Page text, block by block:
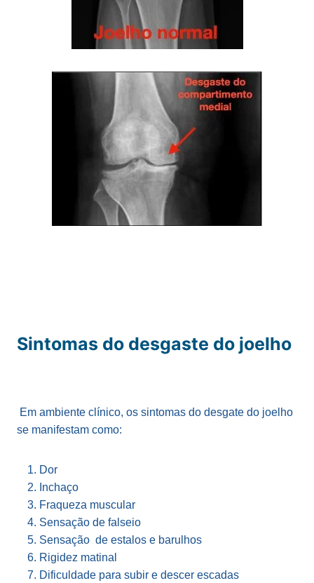
Sintomas do desgaste do joelho
Em ambiente clínico, os sintomas do desgate do joelho
se manifestam como:
Dor
Inchaço
Fraqueza muscular
Sensação de falseio
Sensação de estalos e barulhos
Rigidez matinal
Dificuldade para subir e descer escadas